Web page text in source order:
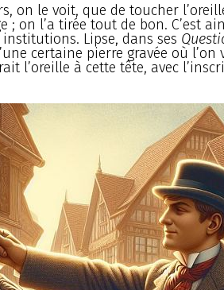
on le voit, que de toucher
; on l’a tirée tout de bon. C’est
Lipse, dans ses
certaine pierre gravée où
l’oreille à cette tête, avec